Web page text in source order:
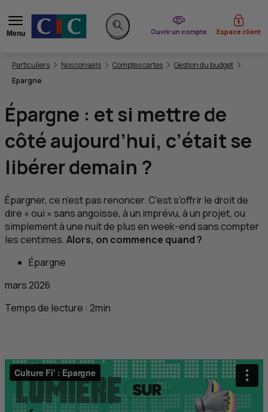
Menu
Rechercher sur le site
Ouvrir un compte
du CIC Espace client
Vous êtes ici:
Particuliers Nos conseils Comptes cartes
Gestion du budget
Epargne
Épargne : et si mettre de
côté aujourd’hui, c’était se
libérer demain ?
Épargner, ce n’est pas renoncer. C’est s’offrir le droit de
dire « oui » sans angoisse, à un imprévu, à un projet, ou
simplement à une nuit de plus en week-end sans compter
les centimes.Alors, on commence quand ?
Épargne
mars 2026
Temps de lecture : 2min